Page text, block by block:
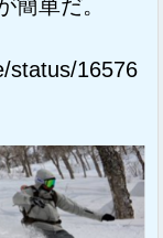
簡単だ。
status/16576